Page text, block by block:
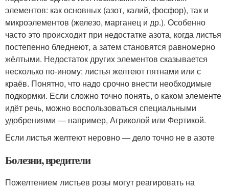
элементов: как основных (азот, калий, фосфор), так и
микроэлементов (железо, марганец и др.). Особенно
часто это происходит при недостатке азота, когда листья
постепенно бледнеют, а затем становятся равномерно
жёлтыми. Недостаток других элементов сказывается
несколько по-иному: листья желтеют пятнами или с
краёв. Понятно, что надо срочно внести необходимые
подкормки. Если сложно точно понять, о каком элементе
идёт речь, можно воспользоваться специальными
удобрениями — например, Агриколой или Фертикой.
Если листья желтеют неровно — дело точно не в азоте
Болезни, вредители
Пожелтением листьев розы могут реагировать на